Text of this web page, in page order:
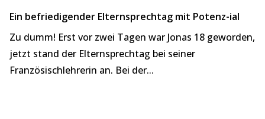
Ein befriedigender Elternsprechtag mit Potenz-ial
Zu dumm! Erst vor zwei Tagen war Jonas 18 geworden,
jetzt stand der Elternsprechtag bei seiner
Französischlehrerin an. Bei der...